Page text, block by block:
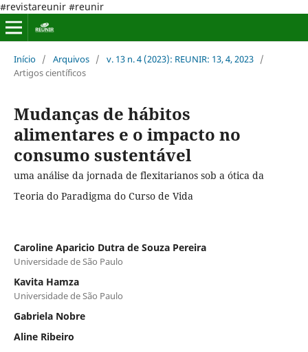
#revistareunir #reunir
Início / Arquivos / v. 13 n. 4 (2023): REUNIR: 13, 4, 2023 /
Artigos científicos
Mudanças de hábitos
alimentares e o impacto no
consumo sustentável
uma análise da jornada de flexitarianos sob a ótica da
Teoria do Paradigma do Curso de Vida
Caroline Aparicio Dutra de Souza Pereira
Universidade de São Paulo
Kavita Hamza
Universidade de São Paulo
Gabriela Nobre
Aline Ribeiro